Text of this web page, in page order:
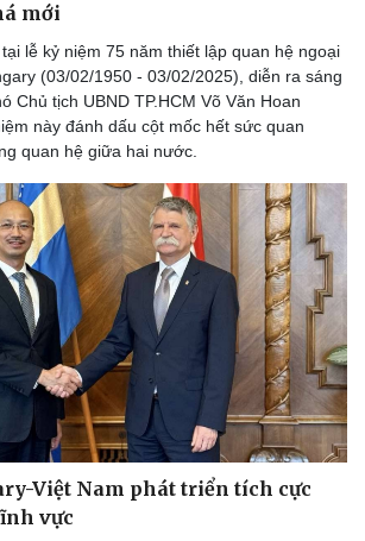
Giải trí
Nghệ sĩ
Thời trang
Sao Việt
mới
lễ kỷ niệm 75 năm thiết lập quan hệ ngoại
(03/02/1950 - 03/02/2025), diễn ra sáng
Chủ tịch UBND TP.HCM Võ Văn Hoan
này đánh dấu cột mốc hết sức quan
quan hệ giữa hai nước.
Việt Nam phát triển tích cực
vực